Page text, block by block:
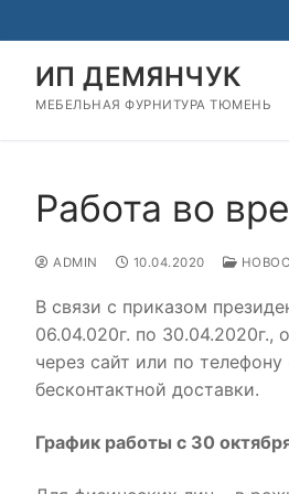
к
содержимому
ИП ДЕМЯНЧУК
МЕБЕЛЬНАЯ ФУРНИТУРА ТЮМЕНЬ
Работа во
ADMIN 10.04.2020
В связи с приказом
06.04.020г. по 30.04.2020г.,
через сайт или по
бесконтактной доставки.
График работы с 30